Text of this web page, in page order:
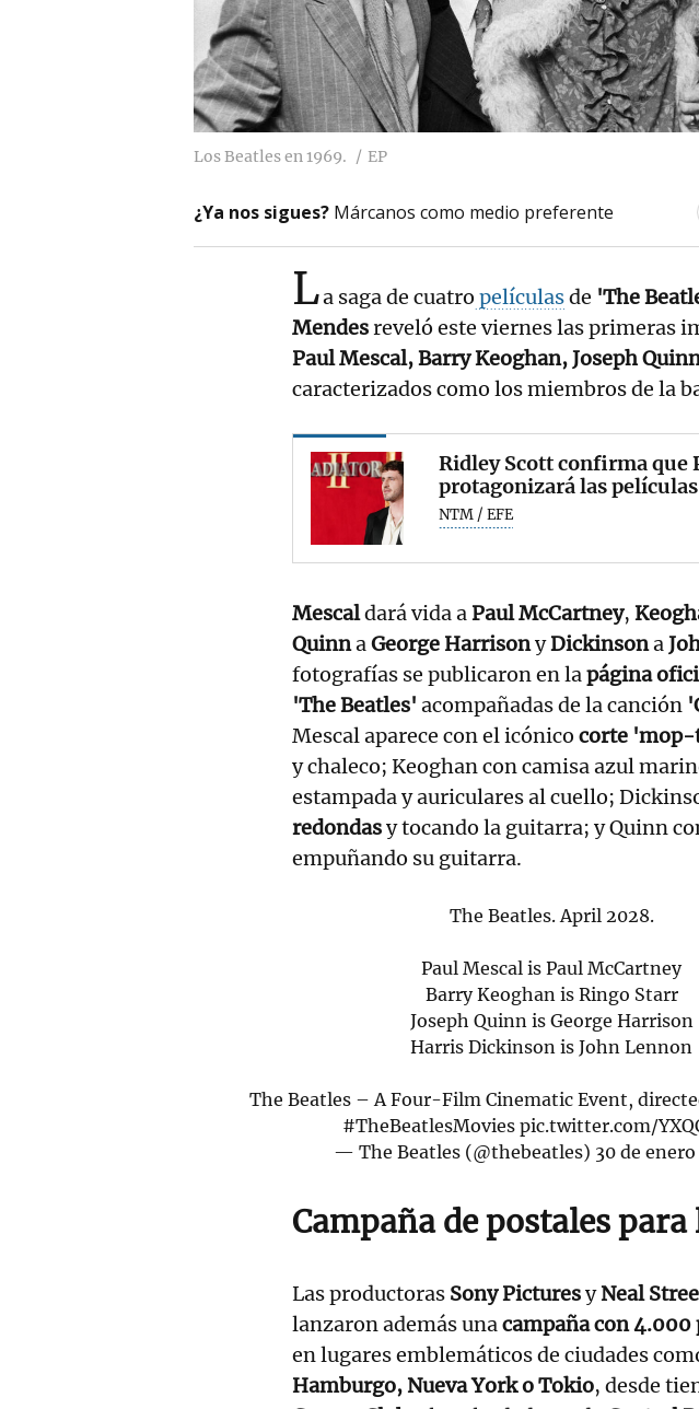
Los Beatles en 1969. EP
¿Ya nos sigues? Márcanos como medio preferente
La saga de cuatro películasde 'The
Mendesreveló este viernes las primeras
Paul Mescal, Barry Keoghan, Joseph
caracterizados como los miembros de la
Ridley Scott confirma que
protagonizará las
NTM / EFE
Mescaldará vida aPaul McCartney,
QuinnaGeorge HarrisonyDickinsona
fotografías se publicaron en lapágina
'The Beatles' acompañadas de la canción
Mescal aparece con el icónico corte
y chaleco; Keoghan con camisa azul
estampada y auriculares al cuello;
redondasy tocando la guitarra; y Quinn
empuñando su guitarra.
The Beatles. April 2028.
Paul Mescal is Paul McCartney
Barry Keoghan is Ringo Starr
Joseph Quinn is George Harrison
Harris Dickinson is John Lennon
The Beatles – A Four-Film Cinematic Event,
#TheBeatlesMovies pic.twitter.com/
— The Beatles (@thebeatles) 30 de
Campaña de postales para
Las productoras Sony PicturesyNeal
lanzaron además unacampaña con 4.000
en lugares emblemáticos de ciudades
Hamburgo, Nueva York o Tokio, desde